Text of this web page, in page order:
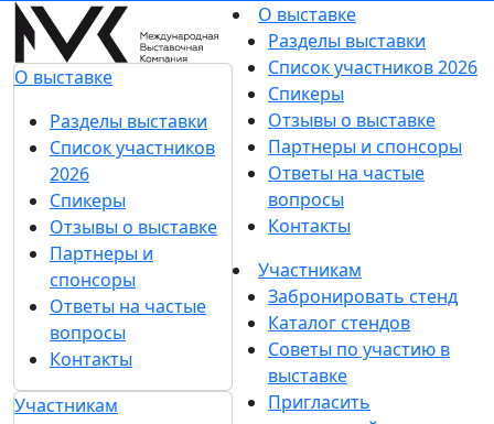
О выставке
Разделы выставки
Список участников
2026
Спикеры
Отзывы о выставке
Партнеры и
спонсоры
Ответы на частые
вопросы
Контакты
Участникам
О выставке
Разделы выставки
Список участников 2026
Спикеры
Отзывы о выставке
Партнеры и спонсоры
Ответы на частые
вопросы
Контакты
Участникам
Забронировать стенд
Каталог стендов
Советы по участию в
выставке
Пригласить